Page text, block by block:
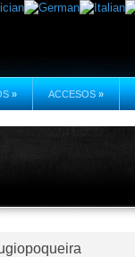
» ACCESOS »